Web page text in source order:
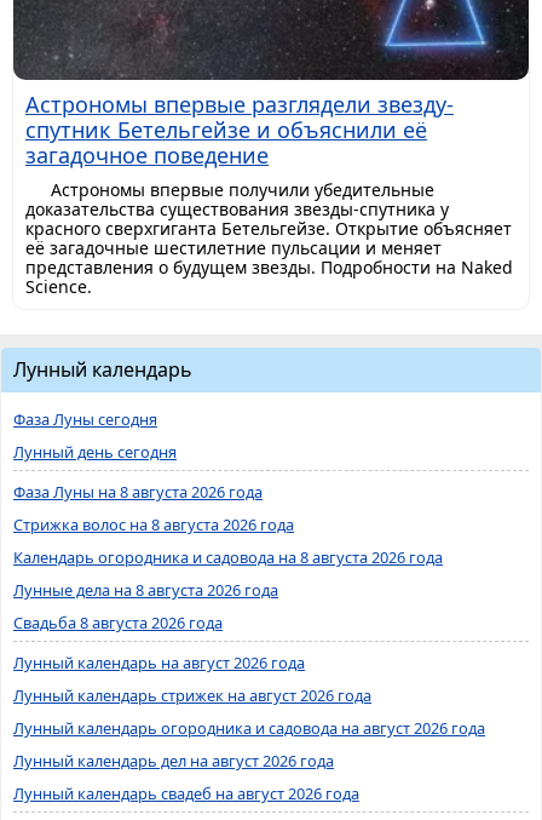
Астрономы впервые разглядели звезду-
спутник Бетельгейзе и объяснили её
загадочное поведение
Астрономы впервые получили убедительные
доказательства существования звезды-спутника у
красного сверхгиганта Бетельгейзе. Открытие объясняет
её загадочные шестилетние пульсации и меняет
представления о будущем звезды. Подробности на Naked
Science.
Лунный календарь
Фаза Луны сегодня
Лунный день сегодня
Фаза Луны на 8 августа 2026 года
Стрижка волос на 8 августа 2026 года
Календарь огородника и садовода на 8 августа 2026 года
Лунные дела на 8 августа 2026 года
Свадьба 8 августа 2026 года
Лунный календарь на август 2026 года
Лунный календарь стрижек на август 2026 года
Лунный календарь огородника и садовода на август 2026 года
Лунный календарь дел на август 2026 года
Лунный календарь свадеб на август 2026 года